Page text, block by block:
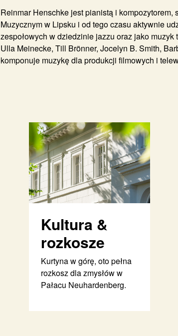
Reinmar Henschke jest pianistą i
Muzycznym w Lipsku i od tego czasu aktywnie
zespołowych w dziedzinie jazzu oraz jako
Ulla Meinecke, Till Brönner, Jocelyn B. Smith,
komponuje muzykę dla produkcji filmowych i
Kultura &
rozkosze
Kurtyna w górę, oto pełna
rozkosz dla zmysłów w
Pałacu Neuhardenberg.